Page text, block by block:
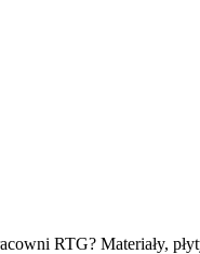
RTG? Materiały,